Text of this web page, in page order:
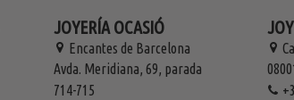
JOYERÍA OCASIÓ
Encantes de Barcelona
Avda. Meridiana, 69, parada
714-715